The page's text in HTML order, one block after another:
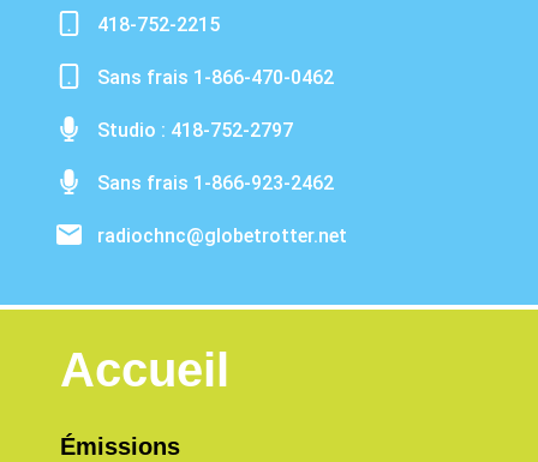
418-752-2215
Sans frais 1-866-470-0462
Studio : 418-752-2797
Sans frais 1-866-923-2462
radiochnc@globetrotter.net
Accueil
Émissions